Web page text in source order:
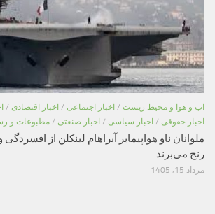
اب و هوا و محیط زیست / اخبار اجتماعی / اخبار اقتصادی /
اخبار حقوقی / اخبار سیاسی / اخبار صنعتی / مطبوعات و
ملوانان ناو هواپیمابر آبراهام لینکلن از
رنج می‌برند
مرداد 15, 1405